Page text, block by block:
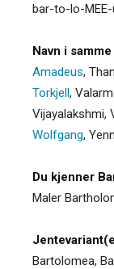
bar-to-lo-
Navn i
Amadeus,
Torkjell,
Vijayalakshmi,
Wolfgang,
Du kjenner
Maler
Bartolomea,